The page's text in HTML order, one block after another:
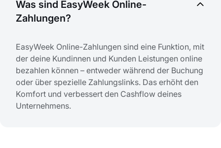
Was sind EasyWeek Online-
Zahlungen?
EasyWeek Online-Zahlungen sind eine Funktion, mit
der deine Kundinnen und Kunden Leistungen online
bezahlen können – entweder während der Buchung
oder über spezielle Zahlungslinks. Das erhöht den
Komfort und verbessert den Cashflow deines
Unternehmens.